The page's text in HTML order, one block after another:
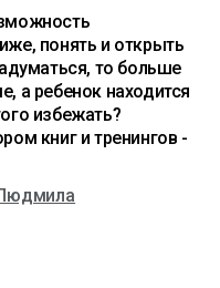
понять и открыть
то больше
а ребенок находится
избежать?
книг и тренингов -